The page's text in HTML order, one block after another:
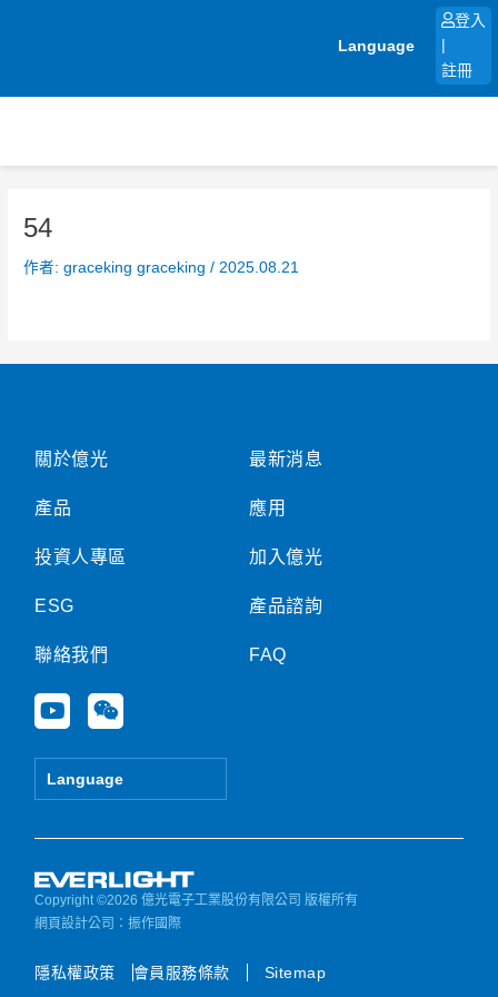
Language
登入
註冊
54
作者:graceking graceking/ 2025.08.21
關於億光
產品
投資人專區
ESG
聯絡我們
Y
o
u
e
W
e
i
Language
最新消息
應用
加入億光
產品諮詢
FAQ
Copyright ©2026 億光電子工業股份有限公司 版權所有
網頁設計公司 ：振作國際
隱私權政策 會員服務條款 Sitemap